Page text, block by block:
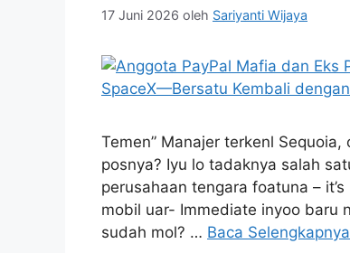
17 Juni 2026 oleh Sariyanti Wijaya
Temen” Manajer terkenl
posnya? Iyu lo tadaknya salah
perusahaan tengara foatuna –
mobil uar- Immediate inyoo baru
sudah mol? … Baca Selengkapnya